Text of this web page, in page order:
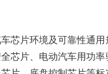
芯片环境及可靠性通
芯片、电动汽车用功